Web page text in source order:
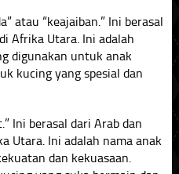
atau “keajaiban.” Ini berasal
Afrika Utara. Ini adalah
digunakan untuk anak
kucing yang spesial dan
Ini berasal dari Arab dan
Utara. Ini adalah nama anak
dan kekuasaan.